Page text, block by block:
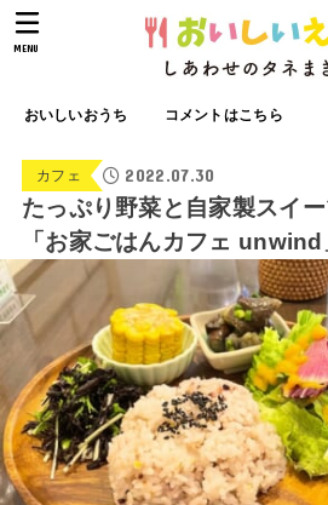
おいしいおうち コメントはこちら
MENU
カフェ 2022.07.30
たっぷり野菜と自家製スイ
「お家ごはんカフェ unwind